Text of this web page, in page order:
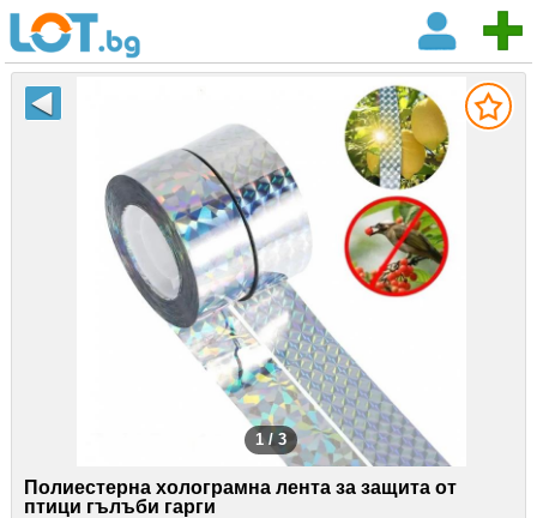
1 / 3
Полиестерна холограмна лента за защита от
птици гълъби гарги